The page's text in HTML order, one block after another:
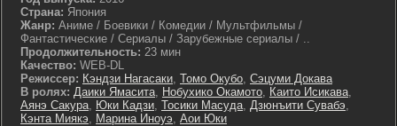
Страна: Япония
Жанр: Аниме / Боевики / Комедии / Мультфильмы /
Фантастические / Сериалы / Зарубежные сериалы / ..
Продолжительность: 23 мин
Качество: WEB-DL
Режиссер: Кэндзи Нагасаки, Томо Окубо, Сэцуми Докава
В ролях: Даики Ямасита, Нобухико Окамото, Каито Исикава,
Аянэ Сакура, Юки Кадзи, Тосики Масуда, Дзюнъити Сувабэ,
Кэнта Миякэ, Марина Иноуэ, Аои Юки